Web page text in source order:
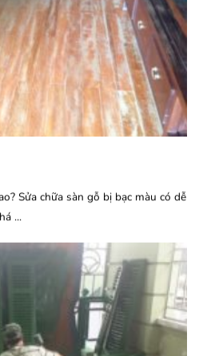
Sửa chữa sàn gỗ bị bạc màu có dễ
...